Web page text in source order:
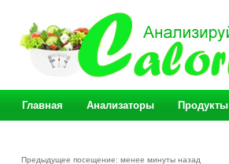
Главная Анализаторы Продукты
Предыдущее посещение: менее минуты назад